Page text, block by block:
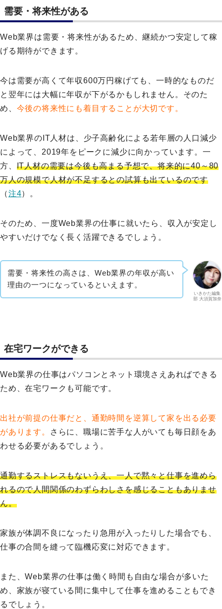
需要・将来性がある
Web業界は需要・将来性があるため、継続かつ安定して稼
げる期待ができます。
今は需要が高くて年収600万円稼げても、一時的なものだ
と翌年には大幅に年収が下がるかもしれません。そのた
め、 今後の将来性にも着目することが大切です。
Web業界のIT人材は、少子高齢化による若年層の人口減少
によって、2019年をピークに減少に向かっています。一
方、 IT人材の需要は今後も高まる予想で、将来的に40～80
万人の規模で人材が不足するとの試算も出ているのです
（注4）。
そのため、一度Web業界の仕事に就いたら、収入が安定し
やすいだけでなく長く活躍できるでしょう。
いきかた編集
部 大須賀加奈
需要・将来性の高さは、Web業界の年収が高い
理由の一つになっているといえます。
在宅ワークができる
Web業界の仕事はパソコンとネット環境さえあればできる
ため、在宅ワークも可能です。
出社が前提の仕事だと、通勤時間を逆算して家を出る必要
があります。
さらに、職場に苦手な人がいても毎日顔をあ
わせる必要があるでしょう。
通勤するストレスもないうえ、一人で黙々と仕事を進めら
れるので人間関係のわずらわしさを感じることもありませ
ん。
家族が体調不良になったり急用が入ったりした場合でも、
仕事の合間を縫って臨機応変に対応できます。
また、Web業界の仕事は働く時間も自由な場合が多いた
め、家族が寝ている間に集中して仕事を進めることもでき
るでしょう。